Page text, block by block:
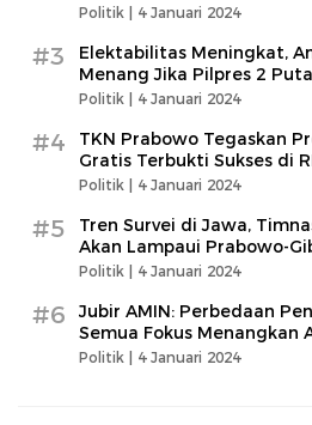
Politik | 4 Januari 2024
#3
Elektabilitas Meningkat,
Menang Jika Pilpres 2
Politik | 4 Januari 2024
#4
TKN Prabowo Tegaskan
Gratis Terbukti Sukses di
Politik | 4 Januari 2024
#5
Tren Survei di Jawa,
Akan Lampaui Prabowo-
Politik | 4 Januari 2024
#6
Jubir AMIN: Perbedaan
Semua Fokus Menangkan
Politik | 4 Januari 2024